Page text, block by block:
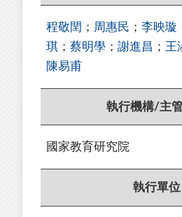
程敬閏 ； 周惠民 ； 李映璇
琪 ； 蔡明學 ； 謝進昌 ； 王
陳易甫
執行機構/主
國家教育研究院
執行單位